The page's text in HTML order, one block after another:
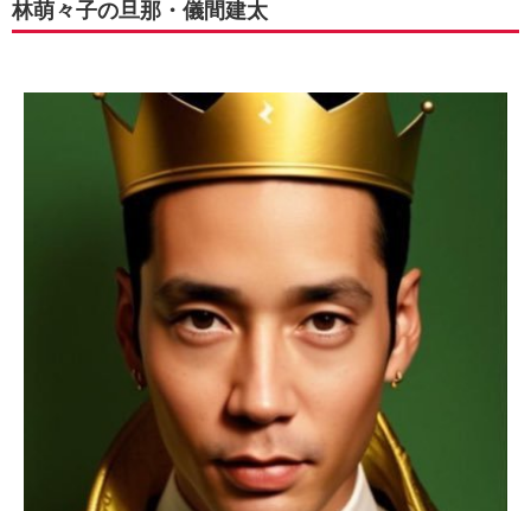
林萌々子の旦那・儀間建太